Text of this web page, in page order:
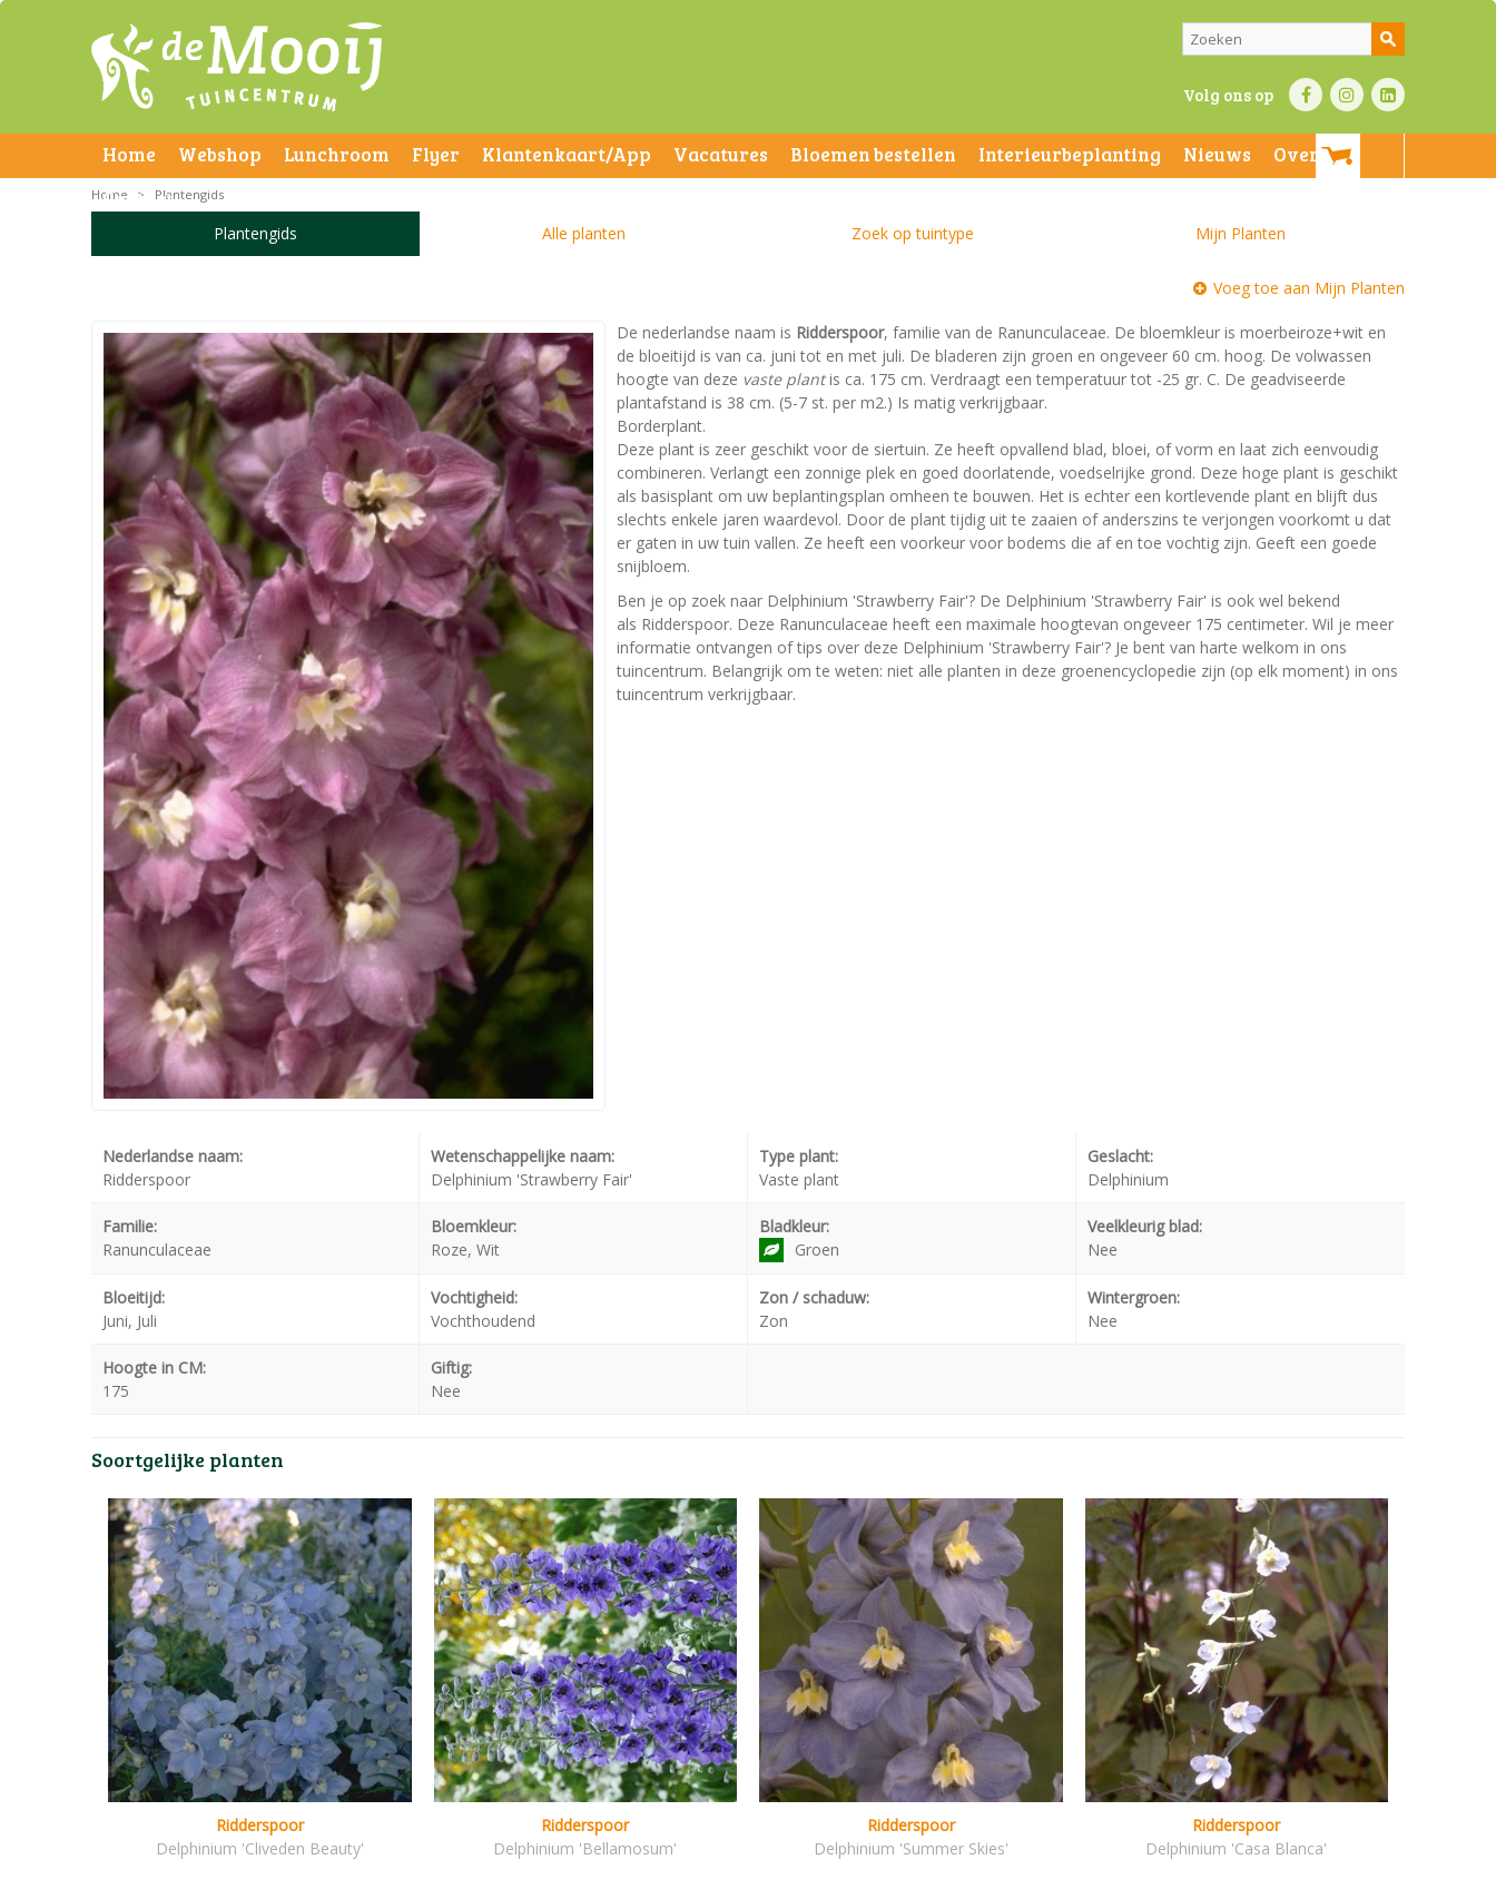
Volg ons op
Home Webshop Lunchroom Flyer Klantenkaart/App Vacatures Bloemen bestellen Interieurbeplanting Nieuws
Over ons
Contact
Home > Plantengids
Plantengids Alle planten Zoek op tuintype Mijn Planten
Voeg toe aan Mijn Planten
De nederlandse naam is Ridderspoor, familie van de Ranunculaceae. De bloemkleur is moerbeiroze+wit en
de bloeitijd is van ca. juni tot en met juli. De bladeren zijn groen en ongeveer 60 cm. hoog. De volwassen
hoogte van deze vaste plantis ca. 175 cm. Verdraagt een temperatuur tot -25 gr. C. De geadviseerde
plantafstand is 38 cm. (5-7 st. per m2.) Is matig verkrijgbaar.
Borderplant.
Deze plant is zeer geschikt voor de siertuin. Ze heeft opvallend blad, bloei, of vorm en laat zich eenvoudig
combineren. Verlangt een zonnige plek en goed doorlatende, voedselrijke grond. Deze hoge plant is geschikt
als basisplant om uw beplantingsplan omheen te bouwen. Het is echter een kortlevende plant en blijft dus
slechts enkele jaren waardevol. Door de plant tijdig uit te zaaien of anderszins te verjongen voorkomt u dat
er gaten in uw tuin vallen. Ze heeft een voorkeur voor bodems die af en toe vochtig zijn. Geeft een goede
snijbloem.
Ben je op zoek naar Delphinium 'Strawberry Fair'? De Delphinium 'Strawberry Fair' is ook wel bekend
als Ridderspoor. Deze Ranunculaceae heeft een maximale hoogtevan ongeveer 175 centimeter. Wil je meer
informatie ontvangen of tips over deze Delphinium 'Strawberry Fair'? Je bent van harte welkom in ons
tuincentrum. Belangrijk om te weten: niet alle planten in deze groenencyclopedie zijn (op elk moment) in ons
tuincentrum verkrijgbaar.
Nederlandse naam:
Ridderspoor
Wetenschappelijke naam:
Delphinium 'Strawberry Fair'
Type plant:
Vaste plant
Geslacht:
Delphinium
Familie:
Ranunculaceae
Bloemkleur:
Roze, Wit
Bladkleur:
Groen
Veelkleurig blad:
Nee
Bloeitijd:
Juni, Juli
Vochtigheid:
Vochthoudend
Zon / schaduw:
Zon
Wintergroen:
Nee
Hoogte in CM:
175
Giftig:
Nee
Soortgelijke planten
Ridderspoor
Delphinium 'Cliveden Beauty'
Ridderspoor
Delphinium 'Bellamosum'
Ridderspoor
Delphinium 'Summer Skies'
Ridderspoor
Delphinium 'Casa Blanca'